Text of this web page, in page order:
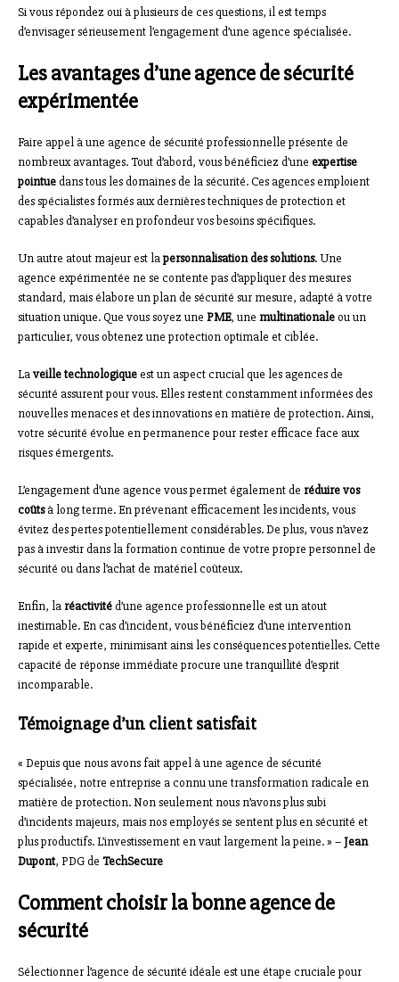
Si vous répondez oui à plusieurs de ces questions, il est temps
d’envisager sérieusement l’engagement d’une agence spécialisée.
Les avantages d’une agence de sécurité
expérimentée
Faire appel à une agence de sécurité professionnelle présente de
nombreux avantages. Tout d’abord, vous bénéficiez d’une expertise
pointuedans tous les domaines de la sécurité. Ces agences emploient
des spécialistes formés aux dernières techniques de protection et
capables d’analyser en profondeur vos besoins spécifiques.
Un autre atout majeur est lapersonnalisation des solutions. Une
agence expérimentée ne se contente pas d’appliquer des mesures
standard, mais élabore un plan de sécurité sur mesure, adapté à votre
situation unique. Que vous soyez une PME, une multinationaleou un
particulier, vous obtenez une protection optimale et ciblée.
Laveille technologiqueest un aspect crucial que les agences de
sécurité assurent pour vous. Elles restent constamment informées des
nouvelles menaces et des innovations en matière de protection. Ainsi,
votre sécurité évolue en permanence pour rester efficace face aux
risques émergents.
L’engagement d’une agence vous permet également de réduire vos
coûtsà long terme. En prévenant efficacement les incidents, vous
évitez des pertes potentiellement considérables. De plus, vous n’avez
pas à investir dans la formation continue de votre propre personnel de
sécurité ou dans l’achat de matériel coûteux.
Enfin, la réactivitéd’une agence professionnelle est un atout
inestimable. En cas d’incident, vous bénéficiez d’une intervention
rapide et experte, minimisant ainsi les conséquences potentielles. Cette
capacité de réponse immédiate procure une tranquillité d’esprit
incomparable.
Témoignage d’un client satisfait
« Depuis que nous avons fait appel à une agence de sécurité
spécialisée, notre entreprise a connu une transformation radicale en
matière de protection. Non seulement nous n’avons plus subi
d’incidents majeurs, mais nos employés se sentent plus en sécurité et
plus productifs. L’investissement en vaut largement la peine. » –Jean
Dupont, PDG de TechSecure
Comment choisir la bonne agence de
sécurité
Sélectionner l’agence de sécurité idéale est une étape cruciale pour